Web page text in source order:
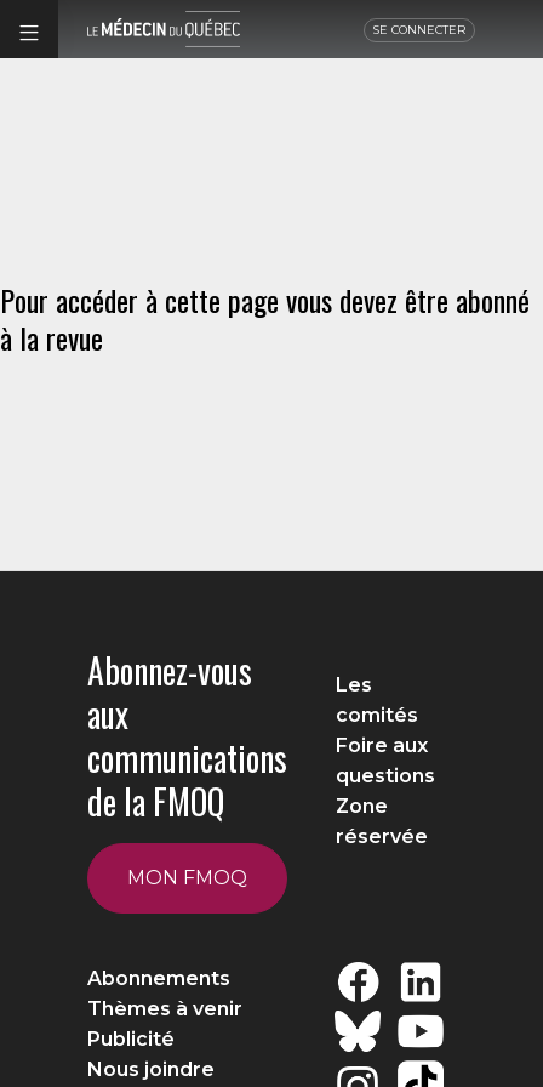
SE CONNECTER
Pour accéder à cette page vous devez être abonné
à la revue
Abonnez-vous
aux
communications
de la FMOQ
MON FMOQ
Les
comités
Foire aux
questions
Zone
réservée
Abonnements
Thèmes à venir
Publicité
Nous joindre